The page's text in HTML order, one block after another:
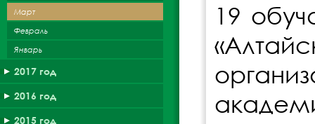
Март
Февраль
Январь
2017 год
2016 год
2015 год
19